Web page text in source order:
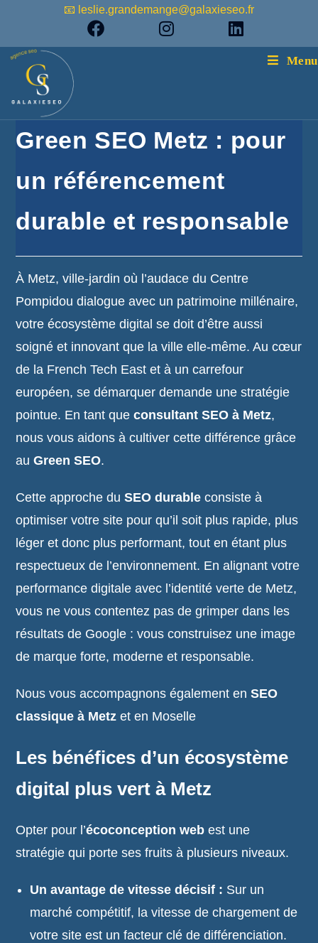
📧 leslie.grandemange@galaxieseo.fr
Menu
Green SEO Metz : pour
un référencement
durable et responsable
À Metz, ville-jardin où l’audace du Centre
Pompidou dialogue avec un patrimoine millénaire,
votre écosystème digital se doit d’être aussi
soigné et innovant que la ville elle-même. Au cœur
de la French Tech East et à un carrefour
européen, se démarquer demande une stratégie
pointue. En tant queconsultant SEO à Metz,
nous vous aidons à cultiver cette différence grâce
auGreen SEO.
Cette approche duSEO durable consiste à
optimiser votre site pour qu’il soit plus rapide, plus
léger et donc plus performant, tout en étant plus
respectueux de l’environnement. En alignant votre
performance digitale avec l’identité verte de Metz,
vous ne vous contentez pas de grimper dans les
résultats de Google : vous construisez une image
de marque forte, moderne et responsable.
Nous vous accompagnons également enSEO
classique à Metz et en Moselle
Les bénéfices d’un écosystème
digital plus vert à Metz
Opter pour l’écoconception web est une
stratégie qui porte ses fruits à plusieurs niveaux.
Un avantage de vitesse décisif : Sur un
marché compétitif, la vitesse de chargement de
votre site est un facteur clé de différenciation.